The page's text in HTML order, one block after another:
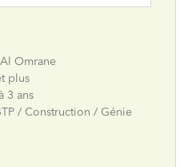
Omrane
plus
3 ans
/ Construction / Génie